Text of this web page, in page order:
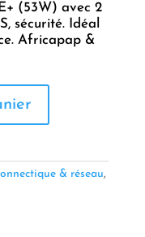
(53W) avec 2
sécurité. Idéal
Africapap &
& réseau,